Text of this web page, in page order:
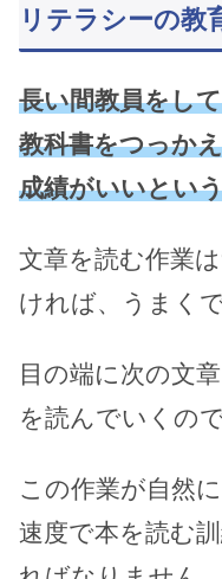
リテラシーの教
長い間教員をし
教科書をつっか
成績がいいとい
文章を読む作業
ければ、うまく
目の端に次の文
を読んでいくので
この作業が自然
速度で本を読む